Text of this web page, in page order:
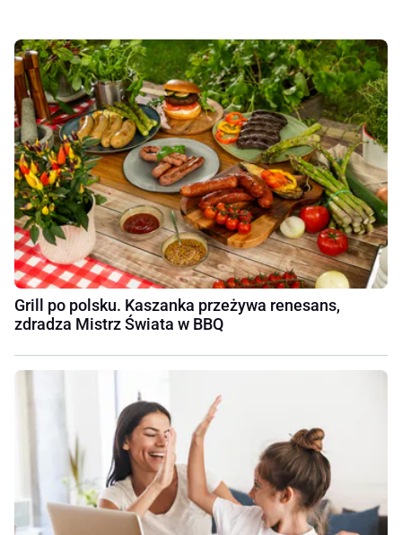
Grill po polsku. Kaszanka przeżywa renesans,
zdradza Mistrz Świata w BBQ